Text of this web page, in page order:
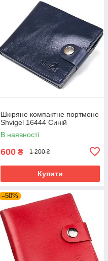
Шкіряне компактне портмоне
Shvigel 16444 Синій
В наявності
600 ₴ 1 200 ₴
Купити
–50%